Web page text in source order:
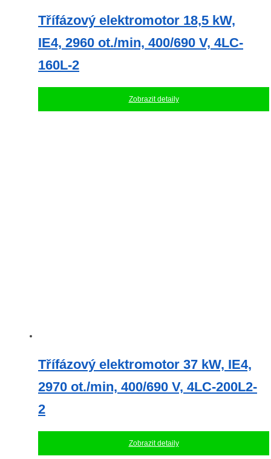
Třífázový elektromotor 18,5 kW,
IE4, 2960 ot./min, 400/690 V, 4LC-
160L-2
Zobrazit detaily
Třífázový elektromotor 37 kW, IE4,
2970 ot./min, 400/690 V, 4LC-200L2-
2
Zobrazit detaily